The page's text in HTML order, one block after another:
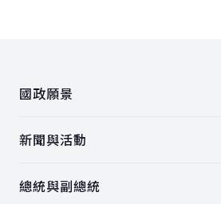
國政願景
新聞與活動
總統與副總統